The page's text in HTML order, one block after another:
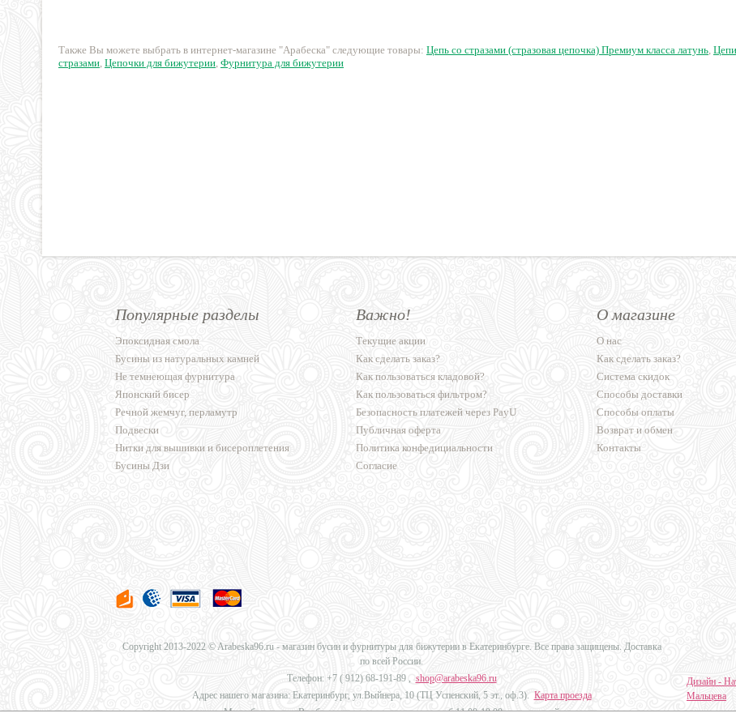
Также Вы можете выбрать в интернет-магазине "Арабеска" следующие товары: Цепь со стразами (стразовая цепочка) Премиум класса латунь,
стразами, Цепочки для бижутерии, Фурнитура для бижутерии
Популярные разделы
Эпоксидная смола
Бусины из натуральных камней
Не темнеющая фурнитура
Японский бисер
Речной жемчуг, перламутр
Подвески
Нитки для вышивки и бисероплетения
Бусины Дзи
Важно!
Текущие акции
Как сделать заказ?
Как пользоваться кладовой?
Как пользоваться фильтром?
Безопасность платежей через PayU
Публичная оферта
Политика конфедициальности
Согласие
О магазине
О нас
Как сделать заказ?
Система скидок
Способы доставки
Способы оплаты
Возврат и обмен
Контакты
Copyright 2013-2022 © Arabeska96.ru - магазин бусин и фурнитуры для бижутерии в Екатеринбурге. Все права защищены. Доставка
по всей России.
Телефон: +7 ( 912) 68-191-89, shop@arabeska96.ru
Адрес нашего магазина: Екатеринбург, ул.Выйнера, 10 (ТЦ Успенский, 5 эт., оф.3). Карта проезда
Мы работаем для Вас без перерывов и выходных: пн-сб 11:00-19:00, вс выходной
Дизайн -
Мальцева